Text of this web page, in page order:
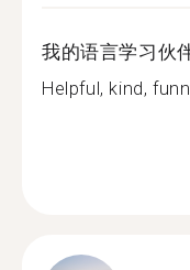
我的语言学习伙
Helpful, kind,